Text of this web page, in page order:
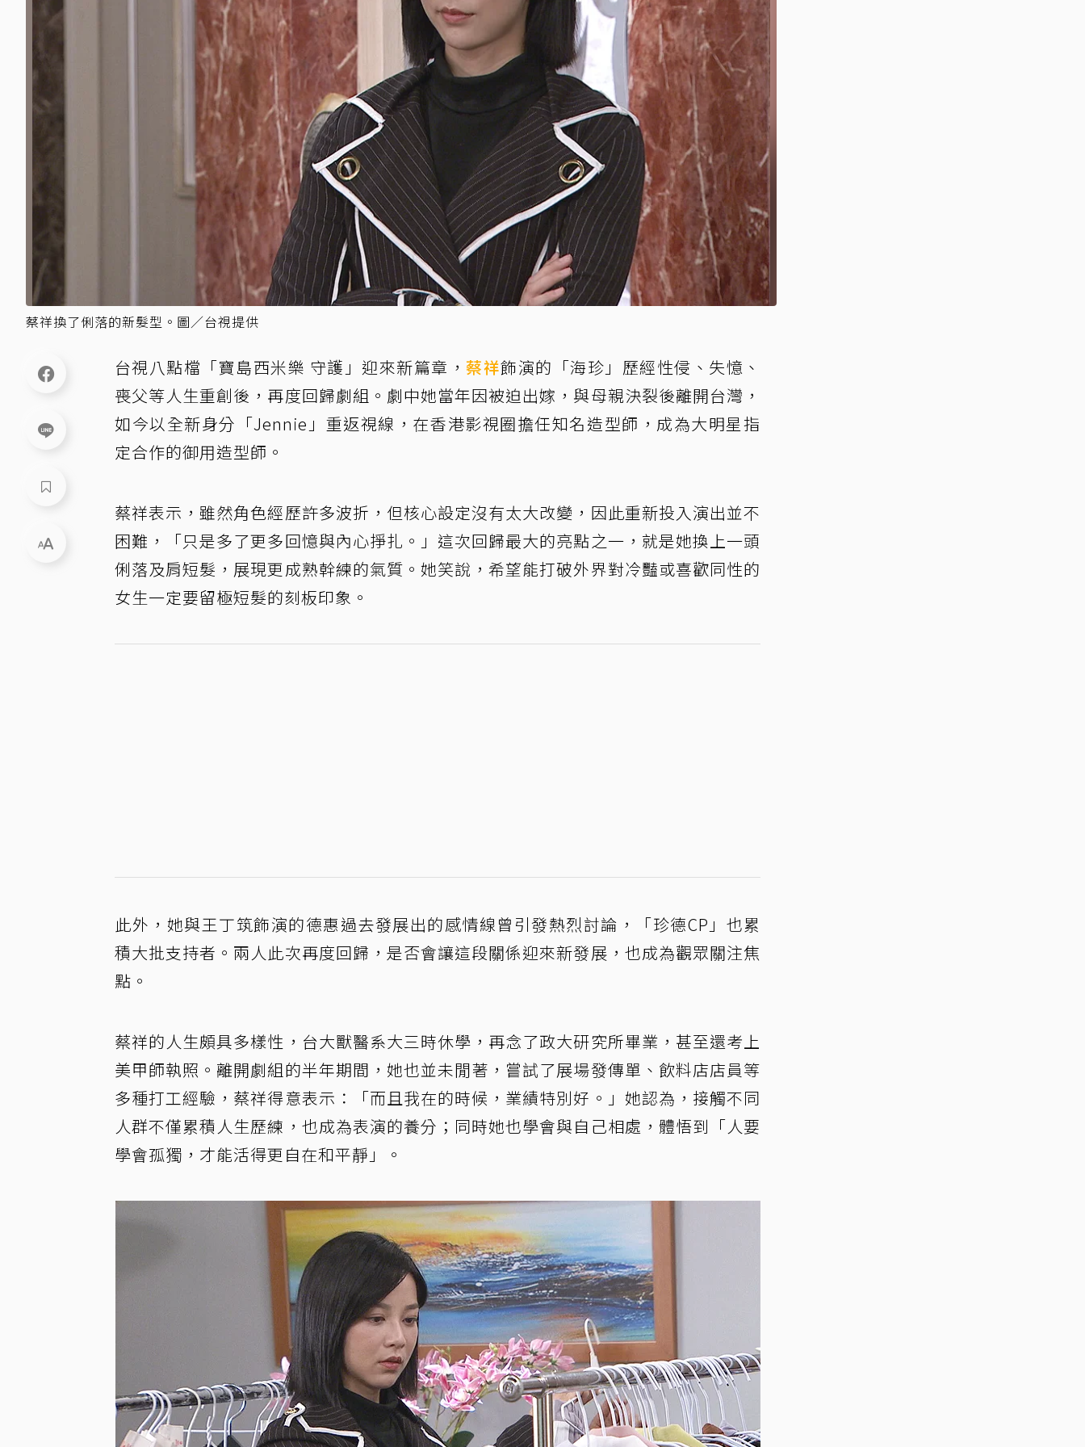
蔡祥換了俐落的新髮型。圖／台視提供
台視八點檔「寶島西米樂 守護」迎來新篇章，蔡祥飾演的「海珍」歷經性侵、失憶、
喪父等人生重創後，再度回歸劇組。劇中她當年因被迫出嫁，與母親決裂後離開台灣，
如今以全新身分「Jennie」重返視線，在香港影視圈擔任知名造型師，成為大明星指
定合作的御用造型師。
蔡祥表示，雖然角色經歷許多波折，但核心設定沒有太大改變，因此重新投入演出並不
困難，「只是多了更多回憶與內心掙扎。」這次回歸最大的亮點之一，就是她換上一頭
俐落及肩短髮，展現更成熟幹練的氣質。她笑說，希望能打破外界對冷豔或喜歡同性的
女生一定要留極短髮的刻板印象。
此外，她與王丁筑飾演的德惠過去發展出的感情線曾引發熱烈討論，「珍德CP」也累
積大批支持者。兩人此次再度回歸，是否會讓這段關係迎來新發展，也成為觀眾關注焦
點。
蔡祥的人生頗具多樣性，台大獸醫系大三時休學，再念了政大研究所畢業，甚至還考上
美甲師執照。離開劇組的半年期間，她也並未閒著，嘗試了展場發傳單、飲料店店員等
多種打工經驗，蔡祥得意表示：「而且我在的時候，業績特別好。」她認為，接觸不同
人群不僅累積人生歷練，也成為表演的養分；同時她也學會與自己相處，體悟到「人要
學會孤獨，才能活得更自在和平靜」。